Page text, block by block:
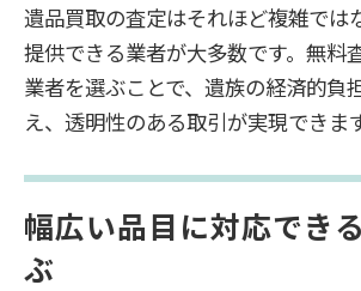
遺品買取の査定はそれほど複雑では
提供できる業者が大多数です。無料
業者を選ぶことで、遺族の経済的負
え、透明性のある取引が実現できます
幅広い品目に対応でき
ぶ